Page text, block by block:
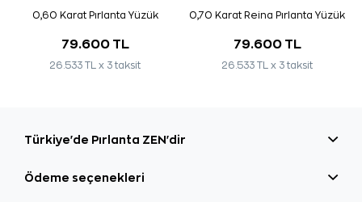
0,60 Karat Pırlanta Yüzük
79.600 TL
26.533 TL x 3 taksit
0,70 Karat Reina Pırlanta Yüzük
79.600 TL
26.533 TL x 3 taksit
Türkiye'de Pırlanta ZEN'dir
Ödeme seçenekleri